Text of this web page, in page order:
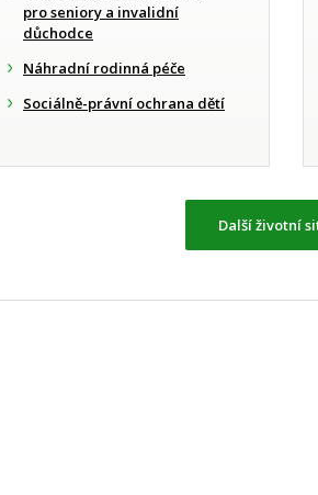
pro seniory a invalidní
důchodce
Náhradní rodinná péče
Sociálně-právní ochrana dětí
Další životní